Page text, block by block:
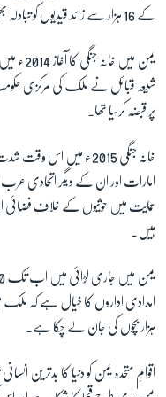
کے 16 ہزار سے زائد قیدیوں کو تبادلہ بھی کریں گے۔
یمن
شیعہ قبائل نے ملک کی مرکزی
پر قبضہ کرلیا تھا۔
خانہ جنگی 2015ء میں
امارات اور ان کے دیگر اتحادی
حمایت میں حوثیوں کے خلاف فضائی
ہیں۔
ہزار بچوں کی جان لے چکا ہے۔
اقوامِ متحدہ یمن کو دنیا کا بدترین